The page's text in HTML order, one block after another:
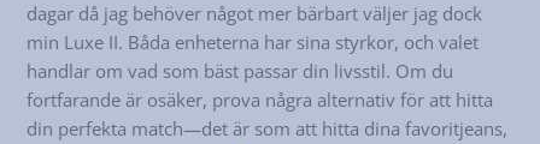
dagar då jag behöver något mer bärbart väljer jag dock
min Luxe II. Båda enheterna har sina styrkor, och valet
handlar om vad som bäst passar din livsstil. Om du
fortfarande är osäker, prova några alternativ för att hitta
din perfekta match—det är som att hitta dina favoritjeans,